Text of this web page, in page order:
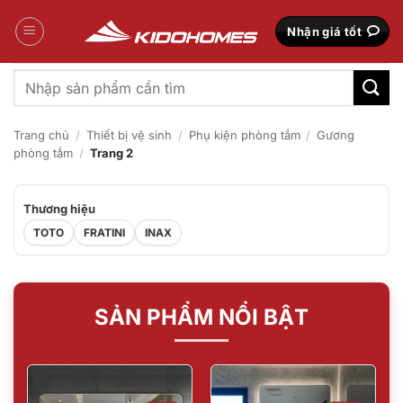
qua
Nhận giá tốt
Tìm
kiếm:
Trang chủ / Thiết bị vệ sinh / Phụ kiện phòng tắm / Gương
phòng tắm / Trang 2
Thương hiệu
TOTO FRATINI INAX
SẢN PHẨM NỔI BẬT